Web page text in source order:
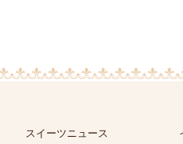
スイーツニュース